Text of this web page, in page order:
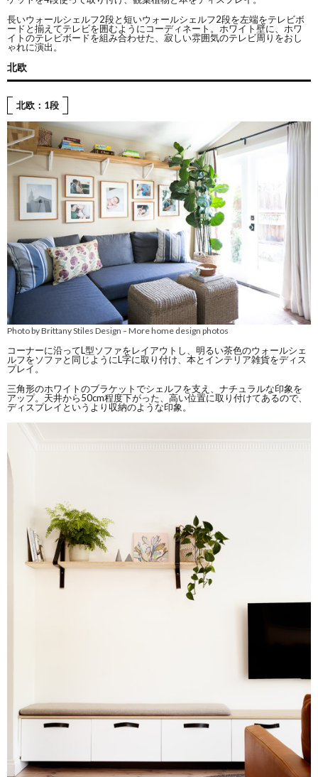
長いウォールシェルフ2段と短いウォールシェルフ2段を左端をテレビボ
ードと揃えてテレビを囲むようにコーディネート。ホワイト壁に、ホワ
イトのテレビボードを組み合わせた、寂しい雰囲気のテレビ周りをおし
ゃれに演出。
北欧
北欧：1段
Photo by Brittany Stiles Design –More home design photos
コーナーに沿ってL型ソファをレイアウトし、明るい茶色のウォールシェ
ルフをソファと同じようにL字に取り付け、本とインテリア雑貨をディス
プレイ。
三角形のホワイトのブラケットでシェルフを支え、ナチュラルな印象を
アップ。天井から50cm程度下がった、高い位置に取り付けてあるので、
ディスプレイというより収納のような印象。